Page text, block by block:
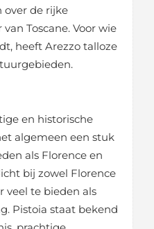
over de rijke
Toscane. Voor wie
heeft Arezzo talloze
en historische
algemeen een stuk
als Florence en
bij zowel Florence
veel te bieden als
Pistoia staat bekend